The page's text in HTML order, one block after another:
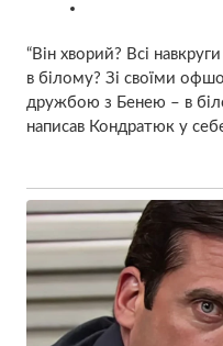
“Він хворий? Всі
в білому? Зі своїми
дружбою з Бенею – в
написав Кондратюк у